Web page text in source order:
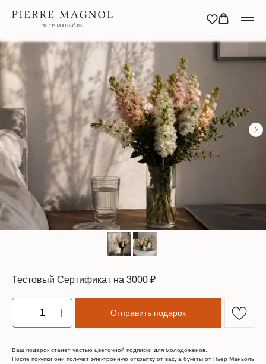
Тестовый Сертификат на 3000 ₽
Отправить подарок
Ваш подарок станет частью цветочной подписки для молодоженов.
После покупки они получат электронную открытку от вас, а букеты от Пьер Маньоль